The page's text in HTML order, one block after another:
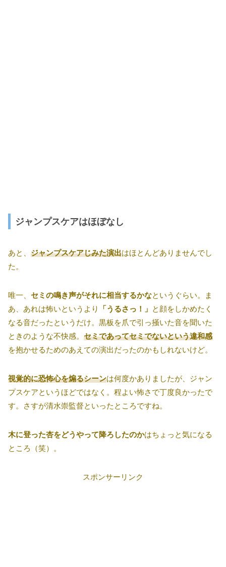
ジャンプスケアはほぼなし
あと、 ジャンプスケアじみた演出はほとんどありませんでし
た。
唯一、 セミの鳴き声がそれに相当するかなというぐらい。ま
あ、あれは怖いというより
「うるさっ！」 と顔をしかめたく
なる音だったというだけ。黒板を爪で引っ掻いた音を聞いた
ときのような不快感。 セミであってセミでないという違和感
を抱かせるためのあえての演出だったのかもしれないけど。
視覚的に恐怖心を煽るシーンは何度かありましたが、ジャン
プスケアというほどではなく。程よい怖さで丁度良かったで
す。さすが清水崇監督といったところですね。
木に登った杏をどうやって降ろしたのかはちょっと気になる
ところ（笑）。
スポンサーリンク